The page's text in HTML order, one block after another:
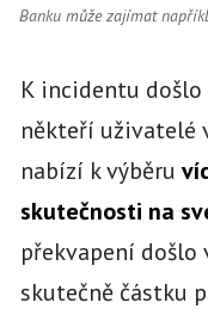
Banku může zajímat
K incidentu došlo
někteří uživatelé
nabízí k výběru
skutečnosti na
překvapení došlo
skutečně částku